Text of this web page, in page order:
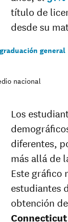
título de
desde su
general
nacional
Los
diferentes,
más allá de
Este gráfico
estudiantes
obtención